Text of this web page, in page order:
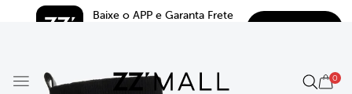
Baixe o APP e Garanta Frete
0